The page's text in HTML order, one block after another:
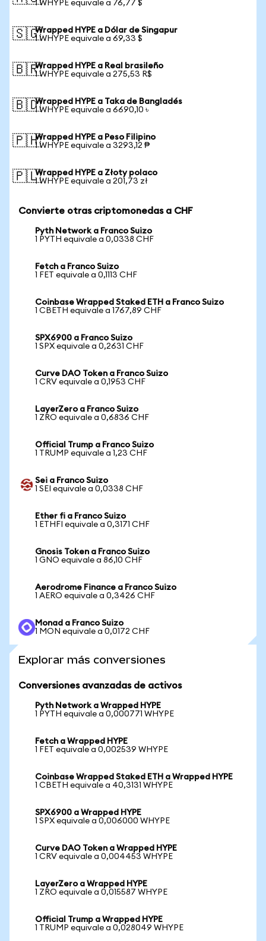
1 WHYPE equivale a 76,77 $
🇸🇬Wrapped HYPE a Dólar de Singapur
1 WHYPE equivale a 69,33 $
🇧🇷Wrapped HYPE a Real brasileño
1 WHYPE equivale a 275,53 R$
🇧🇩Wrapped HYPE a Taka de Bangladés
1 WHYPE equivale a 6690,10 ৳
🇵🇭Wrapped HYPE a Peso Filipino
1 WHYPE equivale a 3293,12 ₱
🇵🇱Wrapped HYPE a Złoty polaco
1 WHYPE equivale a 201,73 zł
Convierte otras criptomonedas a CHF
Pyth Network a Franco Suizo
1 PYTH equivale a 0,0338 CHF
Fetch a Franco Suizo
1 FET equivale a 0,1113 CHF
Coinbase Wrapped Staked ETH a Franco Suizo
1 CBETH equivale a 1767,89 CHF
SPX6900 a Franco Suizo
1 SPX equivale a 0,2631 CHF
Curve DAO Token a Franco Suizo
1 CRV equivale a 0,1953 CHF
LayerZero a Franco Suizo
1 ZRO equivale a 0,6836 CHF
Official Trump a Franco Suizo
1 TRUMP equivale a 1,23 CHF
Sei a Franco Suizo
1 SEI equivale a 0,0338 CHF
Ether fi a Franco Suizo
1 ETHFI equivale a 0,3171 CHF
Gnosis Token a Franco Suizo
1 GNO equivale a 86,10 CHF
Aerodrome Finance a Franco Suizo
1 AERO equivale a 0,3426 CHF
Monad a Franco Suizo
1 MON equivale a 0,0172 CHF
Explorar más conversiones
Conversiones avanzadas de activos
Pyth Network a Wrapped HYPE
1 PYTH equivale a 0,000771 WHYPE
Fetch a Wrapped HYPE
1 FET equivale a 0,002539 WHYPE
Coinbase Wrapped Staked ETH a Wrapped HYPE
1 CBETH equivale a 40,3131 WHYPE
SPX6900 a Wrapped HYPE
1 SPX equivale a 0,006000 WHYPE
Curve DAO Token a Wrapped HYPE
1 CRV equivale a 0,004453 WHYPE
LayerZero a Wrapped HYPE
1 ZRO equivale a 0,015587 WHYPE
Official Trump a Wrapped HYPE
1 TRUMP equivale a 0,028049 WHYPE